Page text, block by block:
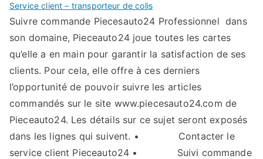
Service client – transporteur de colis
Suivre commande Piecesauto24 Professionnel dans
son domaine, Pieceauto24 joue toutes les cartes
qu’elle a en main pour garantir la satisfaction de ses
clients. Pour cela, elle offre à ces derniers
l’opportunité de pouvoir suivre les articles
commandés sur le site www.piecesauto24.com de
Pieceauto24. Les détails sur ce sujet seront exposés
dans les lignes qui suivent. • Contacter le
service client Pieceauto24 • Suivi commande